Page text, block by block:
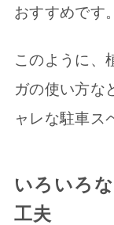
おすすめです。
このように、
ガの使い方な
ャレな駐車ス
いろいろ
工夫